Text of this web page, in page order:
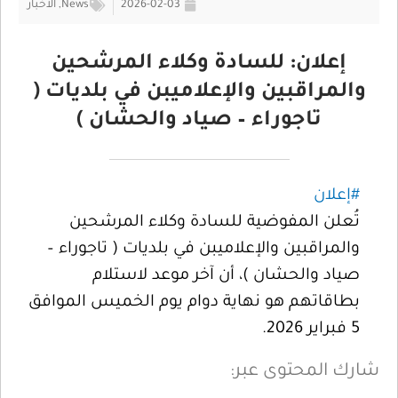
2026-02-03
News
, الأخبار
إعلان: للسادة وكلاء المرشحين
والمراقبين والإعلاميبن في بلديات (
تاجوراء – صياد والحشان )
#إعلان
تُعلن المفوضية للسادة وكلاء المرشحين
والمراقبين والإعلاميبن في بلديات ( تاجوراء –
صياد والحشان )، أن آخر موعد لاستلام
بطاقاتهم هو نهاية دوام يوم الخميس الموافق
5 فبراير 2026.
شارك المحتوى عبر: